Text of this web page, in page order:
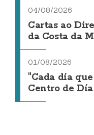
04/08/2026
Cartas ao
da Costa da
01/08/2026
"Cada día
Centro de